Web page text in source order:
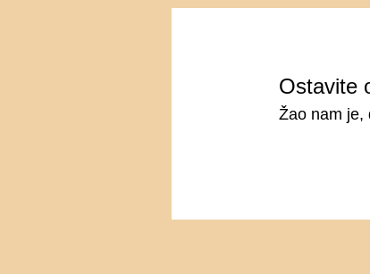
Ostavite
Žao nam je,